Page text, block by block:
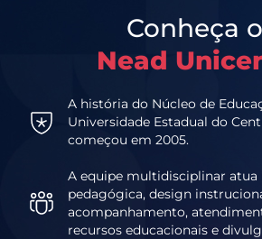
Conheça o
Nead
A história do Núcleo de
Universidade Estadual do
começou em 2005.
A equipe multidisciplinar atua
pedagógica, design
acompanhamento,
recursos educacionais e